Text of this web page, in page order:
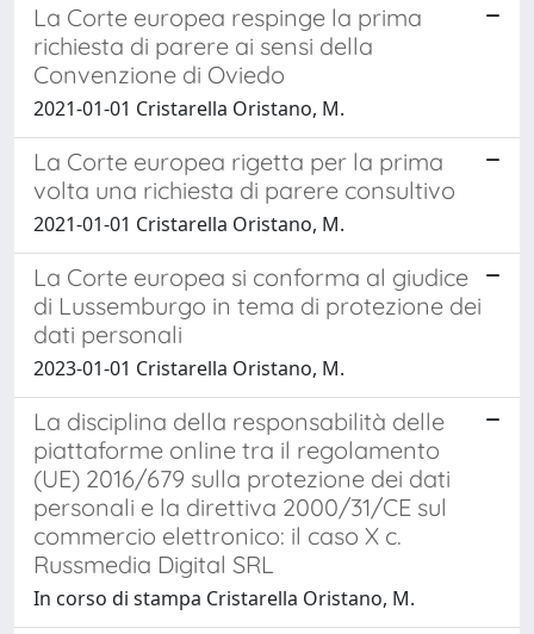
La Corte europea respinge la prima
richiesta di parere ai sensi della
Convenzione di Oviedo
2021-01-01 Cristarella Oristano, M.
La Corte europea rigetta per la prima
volta una richiesta di parere consultivo
2021-01-01 Cristarella Oristano, M.
La Corte europea si conforma al giudice
di Lussemburgo in tema di protezione dei
dati personali
2023-01-01 Cristarella Oristano, M.
La disciplina della responsabilità delle
piattaforme online tra il regolamento
(UE) 2016/679 sulla protezione dei dati
personali e la direttiva 2000/31/CE sul
commercio elettronico: il caso X c.
Russmedia Digital SRL
In corso di stampa Cristarella Oristano, M.